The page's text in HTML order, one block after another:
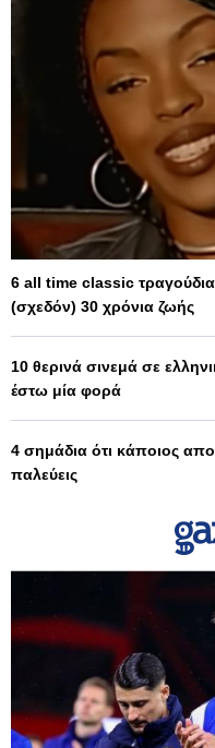
6 all time classic
(σχεδόν) 30 χρόνια ζωής
10 θερινά σινεμά σε
έστω μία φορά
4 σημάδια ότι κάποιος
παλεύεις